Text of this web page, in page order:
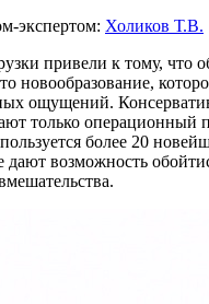
экспертом: Холиков Т.В.
привели к тому, что
новообразование,
ощущений.
только операционный
более 20
дают возможность